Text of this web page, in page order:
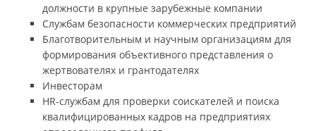
должности в крупные зарубежные компании
Службам безопасности коммерческих предприятий
Благотворительным и научным организациям для
формирования объективного представления о
жертвователях и грантодателях
Инвесторам
HR-службам для проверки соискателей и поиска
квалифицированных кадров на предприятиях